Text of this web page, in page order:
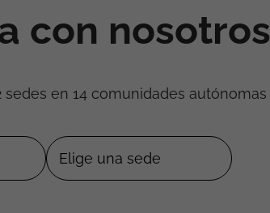
con nosotros
sedes en 14 comunidades autónomas